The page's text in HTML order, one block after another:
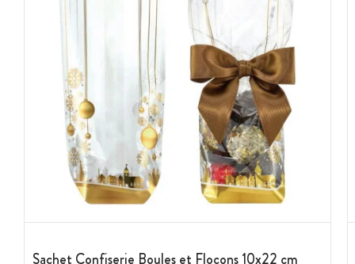
Sachet Confiserie Boules et Flocons 10x22 cm